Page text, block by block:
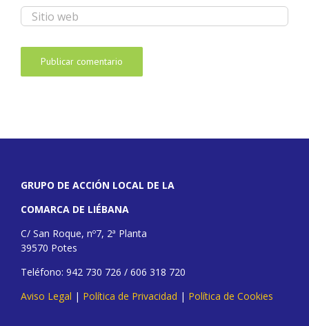
GRUPO DE ACCIÓN LOCAL DE LA
COMARCA DE LIÉBANA
C/ San Roque, nº7, 2ª Planta
39570 Potes
Teléfono: 942 730 726 / 606 318 720
Aviso Legal | Política de Privacidad | Política de Cookies